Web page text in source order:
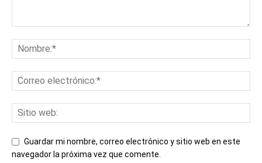
Guardar mi nombre, correo electrónico y sitio web en este
navegador la próxima vez que comente.